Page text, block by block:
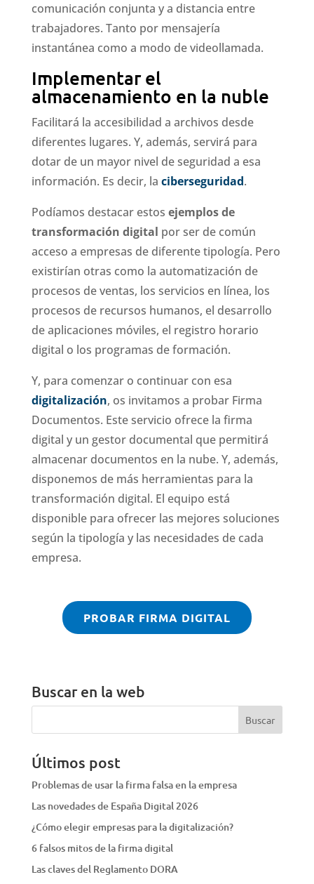
comunicación conjunta y a distancia entre
trabajadores. Tanto por mensajería
instantánea como a modo de videollamada.
Implementar el
almacenamiento en la nuble
Facilitará la accesibilidad a archivos desde
diferentes lugares. Y, además, servirá para
dotar de un mayor nivel de seguridad a esa
información. Es decir, la ciberseguridad.
Podíamos destacar estos ejemplos de
transformación digital por ser de común
acceso a empresas de diferente tipología. Pero
existirían otras como la automatización de
procesos de ventas, los servicios en línea, los
procesos de recursos humanos, el desarrollo
de aplicaciones móviles, el registro horario
digital o los programas de formación.
Y, para comenzar o continuar con esa
digitalización, os invitamos a probar Firma
Documentos. Este servicio ofrece la firma
digital y un gestor documental que permitirá
almacenar documentos en la nube. Y, además,
disponemos de más herramientas para la
transformación digital. El equipo está
disponible para ofrecer las mejores soluciones
según la tipología y las necesidades de cada
empresa.
PROBAR FIRMA DIGITAL
Buscar en la web
Últimos post
Problemas de usar la firma falsa en la empresa
Las novedades de España Digital 2026
¿Cómo elegir empresas para la digitalización?
6 falsos mitos de la firma digital
Las claves del Reglamento DORA